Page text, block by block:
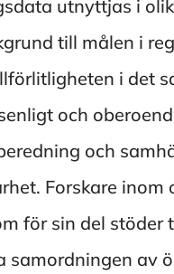
utnyttjas i
till målen i
i det
och
och
Forskare
för sin del
samordningen av